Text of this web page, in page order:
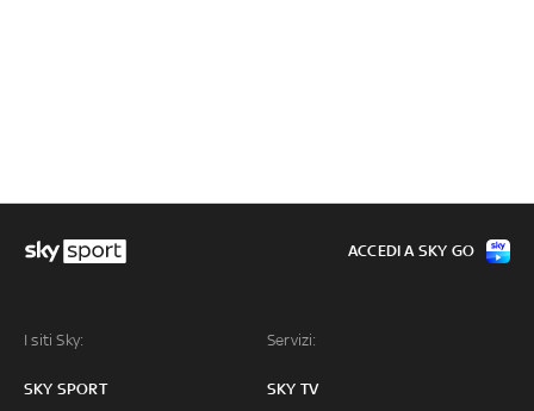
I siti Sky:
SKY SPORT
Servizi:
SKY TV
ACCEDI A SKY GO